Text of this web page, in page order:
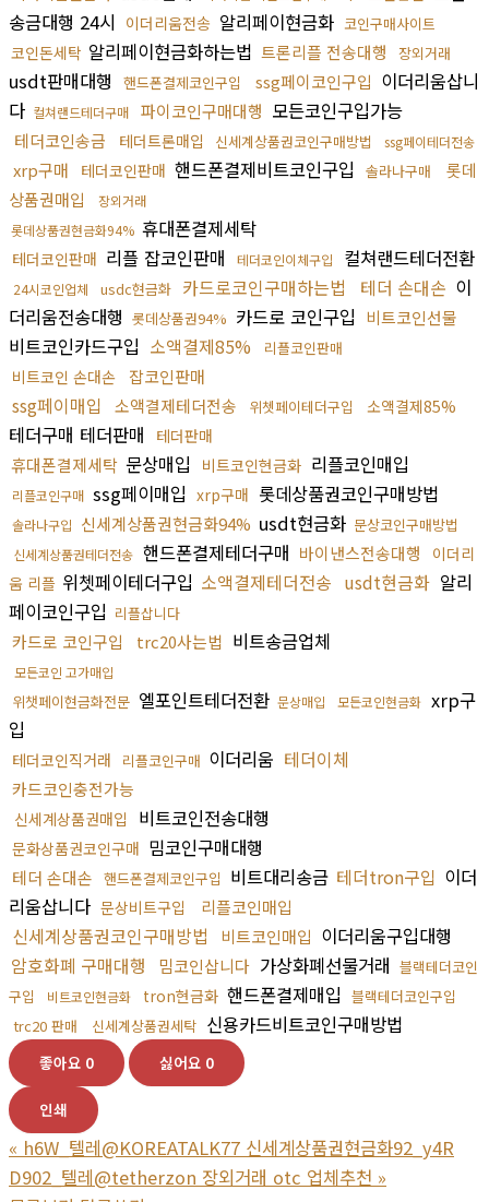
송금대행 24시 이더리움전송 알리페이현금화 코인구매사이트
코인돈세탁 알리페이현금화하는법 트론리플 전송대행 장외거래
usdt판매대행 핸드폰결제코인구입 ssg페이코인구입 이더리움삽니
다 컬쳐랜드테더구매 파이코인구매대행 모든코인구입가능
테더코인송금 테더트론매입 신세계상품권코인구매방법 ssg페이테더전송
xrp구매 테더코인판매 핸드폰결제비트코인구입 솔라나구매
롯데
상품권매입
장외거래
롯데상품권현금화94% 휴대폰결제세탁
테더코인판매 리플 잡코인판매 테더코인이체구입 컬쳐랜드테더전환
24시코인업체 usdc현금화 카드로코인구매하는법 테더 손대손 이
더리움전송대행 롯데상품권94% 카드로 코인구입 비트코인선물
비트코인카드구입 소액결제85% 리플코인판매
비트코인 손대손 잡코인판매
ssg페이매입 소액결제테더전송 위쳇페이테더구입 소액결제85%
테더구매 테더판매 테더판매
휴대폰결제세탁 문상매입 비트코인현금화 리플코인매입
리플코인구매 ssg페이매입 xrp구매 롯데상품권코인구매방법
솔라나구입 신세계상품권현금화94% usdt현금화 문상코인구매방법
신세계상품권테더전송 핸드폰결제테더구매 바이낸스전송대행
이더리
움 리플 위쳇페이테더구입 소액결제테더전송 usdt현금화 알리
페이코인구입 리플삽니다
카드로 코인구입 trc20사는법 비트송금업체
모든코인 고가매입
위챗페이현금화전문 엘포인트테더전환 문상매입 모든코인현금화 xrp구
입
테더코인직거래 리플코인구매 이더리움 테더이체
카드코인충전가능
신세계상품권매입 비트코인전송대행
문화상품권코인구매 밈코인구매대행
테더 손대손 핸드폰결제코인구입 비트대리송금 테더tron구입 이더
리움삽니다 문상비트구입 리플코인매입
신세계상품권코인구매방법 비트코인매입 이더리움구입대행
암호화폐 구매대행
밈코인삽니다 가상화폐선물거래 블랙테더코인
구입
비트코인현금화 tron현금화 핸드폰결제매입 블랙테더코인구입
trc20 판매
신세계상품권세탁 신용카드비트코인구매방법
좋아요 0 싫어요 0
인쇄
« h6W_텔레@KOREATALK77 신세계상품권현금화92_y4R
D902_텔레@tetherzon 장외거래 otc 업체추천 »